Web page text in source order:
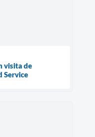
visita de
Service